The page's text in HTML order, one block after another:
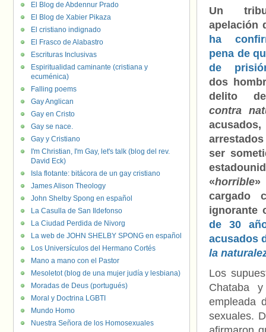
Un
apelación
ha
pena de
de
dos
delito
contra
acusados,
ser
«horrible»
cargado
ignorante
de 30
acusados
la
Los
Chataba
empleada
sexuales.
El Blog de Abdennur Prado
El Blog de Xabier Pikaza
El cristiano indignado
El Frasco de Alabastro
Escrituras Inclusivas
Espiritualidad caminante (cristiana y
ecuménica)
Falling poems
Gay Anglican
Gay en Cristo
Gay se nace.
Gay y Cristiano
I'm Christian, I'm Gay, let's talk (blog del rev.
David Eck)
Isla flotante: bitácora de un gay cristiano
James Alison Theology
John Shelby Spong en español
La Casulla de San Ildefonso
La Ciudad Perdida de Nivorg
La web de JOHN SHELBY SPONG en español
Los Universículos del Hermano Cortés
Mano a mano con el Pastor
Mesoletot (blog de una mujer judía y lesbiana)
Moradas de Deus (portugués)
Moral y Doctrina LGBTI
Mundo Homo
Nuestra Señora de los Homosexuales